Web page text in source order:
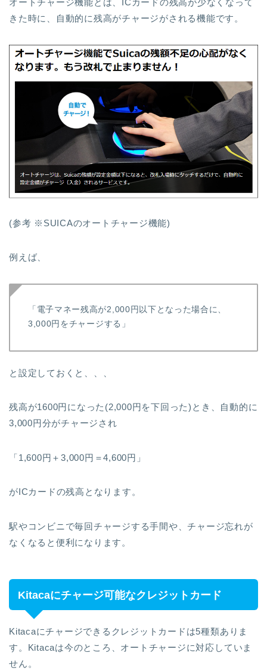
オートチャージ機能とは、ICカードの残高が少なくなって
きた時に、自動的に残高がチャージがされる機能です。
(参考 ※SUICAのオートチャージ機能)
例えば、
「電子マネー残高が2,000円以下となった場合に、
3,000円をチャージする」
と設定しておくと、、、
残高が1600円になった(2,000円を下回った)とき、自動的に
3,000円分がチャージされ
「1,600円＋3,000円＝4,600円」
がICカードの残高となります。
駅やコンビニで毎回チャージする手間や、チャージ忘れが
なくなると便利になります。
Kitacaにチャージ可能なクレジットカード
Kitacaにチャージできるクレジットカードは5種類ありま
す。Kitacaは今のところ、オートチャージに対応していま
せん。